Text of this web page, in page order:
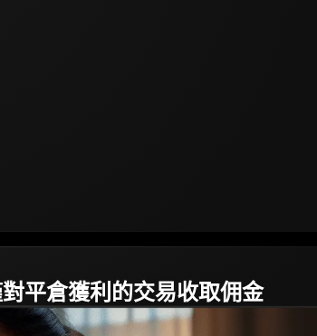
平倉獲利的交易收取佣金